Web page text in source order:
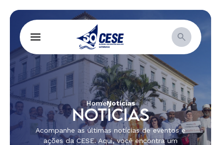
HomeNotícias
NOTÍCIAS
Acompanhe as últimas notícias de eventos e
ações da CESE. Aqui, você encontra um